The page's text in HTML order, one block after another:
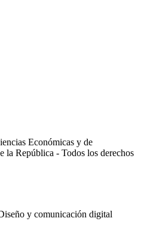
Económicas y de
la República - Todos los derechos
y comunicación digital